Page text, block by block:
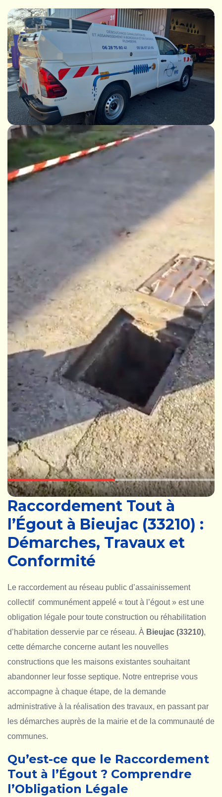
Raccordement Tout à
l’Égout à Bieujac (33210) :
Démarches, Travaux et
Conformité
Le raccordement au réseau public d’assainissement
collectif communément appelé « tout à l’égout » est une
obligation légale pour toute construction ou réhabilitation
d’habitation desservie par ce réseau. À Bieujac (33210),
cette démarche concerne autant les nouvelles
constructions que les maisons existantes souhaitant
abandonner leur fosse septique. Notre entreprise vous
accompagne à chaque étape, de la demande
administrative à la réalisation des travaux, en passant par
les démarches auprès de la mairie et de la communauté de
communes.
Qu’est-ce que le Raccordement
Tout à l’Égout ? Comprendre
l’Obligation Légale